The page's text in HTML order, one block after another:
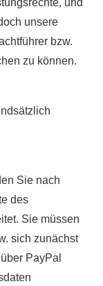
unsere
bzw.
zu können.
Sie nach
des
Sie müssen
sich zunächst
PayPal